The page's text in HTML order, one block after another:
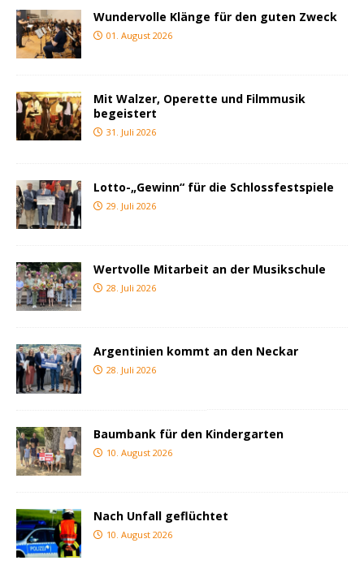
Wundervolle Klänge für den guten Zweck
01. August 2026
Mit Walzer, Operette und Filmmusik
begeistert
31. Juli 2026
Lotto-„Gewinn“ für die Schlossfestspiele
29. Juli 2026
Wertvolle Mitarbeit an der Musikschule
28. Juli 2026
Argentinien kommt an den Neckar
28. Juli 2026
Baumbank für den Kindergarten
10. August 2026
Nach Unfall geflüchtet
10. August 2026